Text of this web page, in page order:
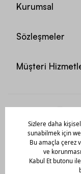
Kurumsal
Sözleşmeler
Müşteri
Mobil